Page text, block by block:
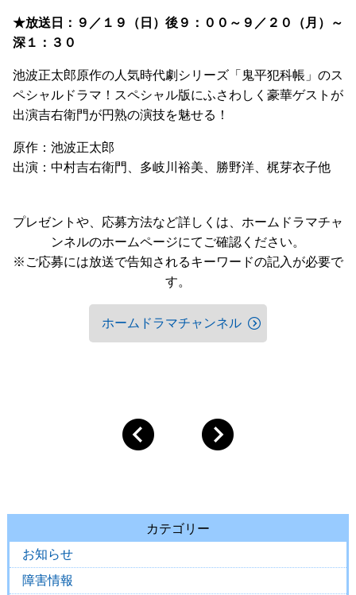
★放送日：９／１９（日）後９：００～９／２０（月）～
深１：３０
池波正太郎原作の人気時代劇シリーズ「鬼平犯科帳」のス
ペシャルドラマ！スペシャル版にふさわしく豪華ゲストが
出演吉右衛門が円熟の演技を魅せる！
原作：池波正太郎
出演：中村吉右衛門、多岐川裕美、勝野洋、梶芽衣子他
プレゼントや、応募方法など詳しくは、ホームドラマチャ
ンネルのホームページにてご確認ください。
※ご応募には放送で告知されるキーワードの記入が必要で
す。
ホームドラマチャンネル
カテゴリー
お知らせ
障害情報